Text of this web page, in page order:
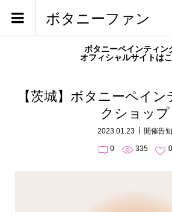
ボタニーファン
ボタニーペインティン
オフィシャルサイトは
【茨城】ボタニーペイ
クショップ
2023.01.23 開催告知
0 335 0